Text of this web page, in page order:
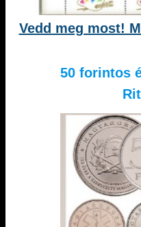
Vedd meg most!
50 forintos